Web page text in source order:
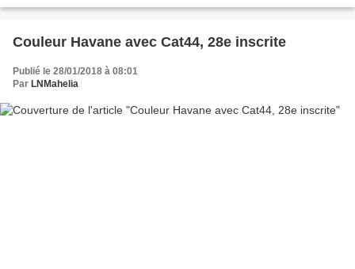
Couleur Havane avec Cat44, 28e inscrite
Publié le 28/01/2018 à 08:01
Par LNMahelia